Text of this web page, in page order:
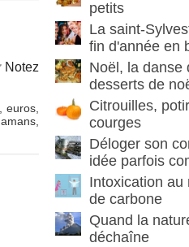
Notez
euros
petits
La saint-
fin d'année en
Noël, la danse
desserts de
Citrouilles,
courges
Déloger son
idée parfois
Intoxication au
de carbone
Quand la
déchaîne